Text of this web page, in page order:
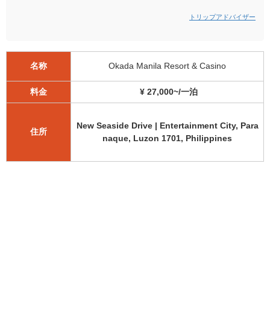
トリップアドバイザー
名称 Okada Manila Resort & Casino
料金 ¥ 27,000~/一泊
住所
New Seaside Drive | Entertainment City, Para
naque, Luzon 1701, Philippines